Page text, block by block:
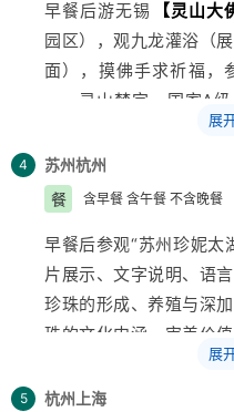
览南京古城特色景观区
河—夫子庙商业街】 （
巷、文德桥、秦淮河美
特色风味小吃。
早餐后游无锡 【灵山大
园区），观九龙灌浴（
面），摸佛手求祈福，
——灵山梵宫。国家A
车赴苏州，后车赴苏州
到访——
参观国家A级景区—“帅
—【灵山大佛】
（游
260元/人、游览约4.5
浴（展示佛祖释迦摩尼
福，参观第二届世界佛
游览老街坊风貌保存完
美、古祠堂群密集分布为
展
4 苏州杭州
餐
含早餐 含午餐 不含晚餐
早餐后参观“苏州珍妮太
片展示、文字说明、语
珍珠的形成、养殖与深
珠的文化内涵、审美价
价值。车赴桐乡（1.5H
拍摄地——
展
5 杭州 上海